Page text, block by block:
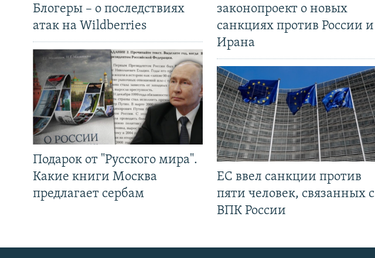
Блогеры – о последствиях
атак на Wildberries
Подарок от "Русского мира".
Какие книги Москва
предлагает сербам
законопроект о новых
санкциях против России и
Ирана
ЕС ввел санкции против
пяти человек, связанных с
ВПК России